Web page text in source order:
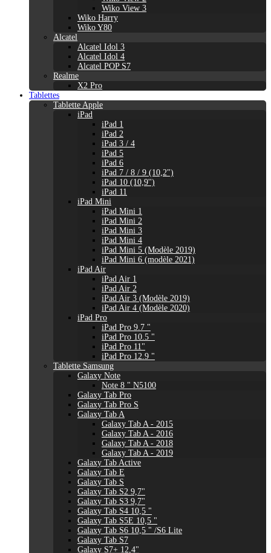
Wiko View 3
Wiko Harry
Wiko Y80
Alcatel
Alcatel Idol 3
Alcatel Idol 4
Alcatel POP S7
Realme
X2 Pro
Tablettes
Tablette Apple
iPad
iPad 1
iPad 2
iPad 3 / 4
iPad 5
iPad 6
iPad 7 / 8 / 9 (10,2")
iPad 10 (10,9'')
iPad 11
iPad Mini
iPad Mini 1
iPad Mini 2
iPad Mini 3
iPad Mini 4
iPad Mini 5 (Modèle 2019)
iPad Mini 6 (modèle 2021)
iPad Air
iPad Air 1
iPad Air 2
iPad Air 3 (Modèle 2019)
iPad Air 4 (Modèle 2020)
iPad Pro
iPad Pro 9.7 "
iPad Pro 10.5 "
iPad Pro 11"
iPad Pro 12.9 "
Tablette Samsung
Galaxy Note
Note 8 " N5100
Galaxy Tab Pro
Galaxy Tab Pro S
Galaxy Tab A
Galaxy Tab A - 2015
Galaxy Tab A - 2016
Galaxy Tab A - 2018
Galaxy Tab A - 2019
Galaxy Tab Active
Galaxy Tab E
Galaxy Tab S
Galaxy Tab S2 9,7"
Galaxy Tab S3 9,7"
Galaxy Tab S4 10,5 "
Galaxy Tab S5E 10,5 "
Galaxy Tab S6 10,5 " /S6 Lite
Galaxy Tab S7
Galaxy S7+ 12,4"